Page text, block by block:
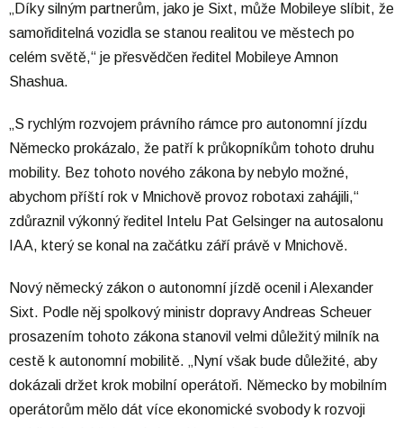
„Díky silným partnerům, jako je Sixt, může Mobileye slíbit, že
samořiditelná vozidla se stanou realitou ve městech po
celém světě,“ je přesvědčen ředitel Mobileye Amnon
Shashua.
„S rychlým rozvojem právního rámce pro autonomní jízdu
Německo prokázalo, že patří k průkopníkům tohoto druhu
mobility. Bez tohoto nového zákona by nebylo možné,
abychom příští rok v Mnichově provoz robotaxi zahájili,“
zdůraznil výkonný ředitel Intelu Pat Gelsinger na autosalonu
IAA, který se konal na začátku září právě v Mnichově.
Nový německý zákon o autonomní jízdě ocenil i Alexander
Sixt. Podle něj spolkový ministr dopravy Andreas Scheuer
prosazením tohoto zákona stanovil velmi důležitý milník na
cestě k autonomní mobilitě. „Nyní však bude důležité, aby
dokázali držet krok mobilní operátoři. Německo by mobilním
operátorům mělo dát více ekonomické svobody k rozvoji